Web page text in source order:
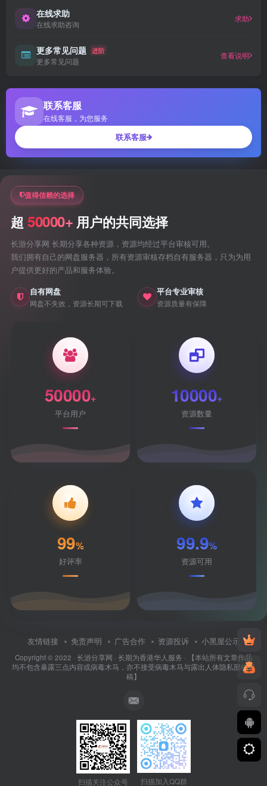
在线求助
在线求助咨询
求助
更多常见问题 进阶
更多常见问题
查看说明
联系客服
在线客服，为您服务
联系客服
值得信赖的选择
超50000+ 用户的共同选择
长游分享网 长期分享各种资源，资源均经过平台审核可用。
我们拥有自己的网盘服务器，所有资源审核存档自有服务器，只为为用
户提供更好的产品和服务体验。
自有网盘
网盘不失效，资源长期可下载
平台专业审核
资源质量有保障
50000+
平台用户
10000+
资源数量
99%
好评率
99.9%
资源可用
友情链接 免责声明 广告合作 资源投诉 小黑屋公示
Copyright © 2022 · 长游分享网 · 长期为香港华人服务 · 【本站所有文章作品
均不包含暴露三点内容或病毒木马，亦不接受病毒木马与露出人体隐私部位投
稿】
扫描关注公众号 扫描加入QQ群